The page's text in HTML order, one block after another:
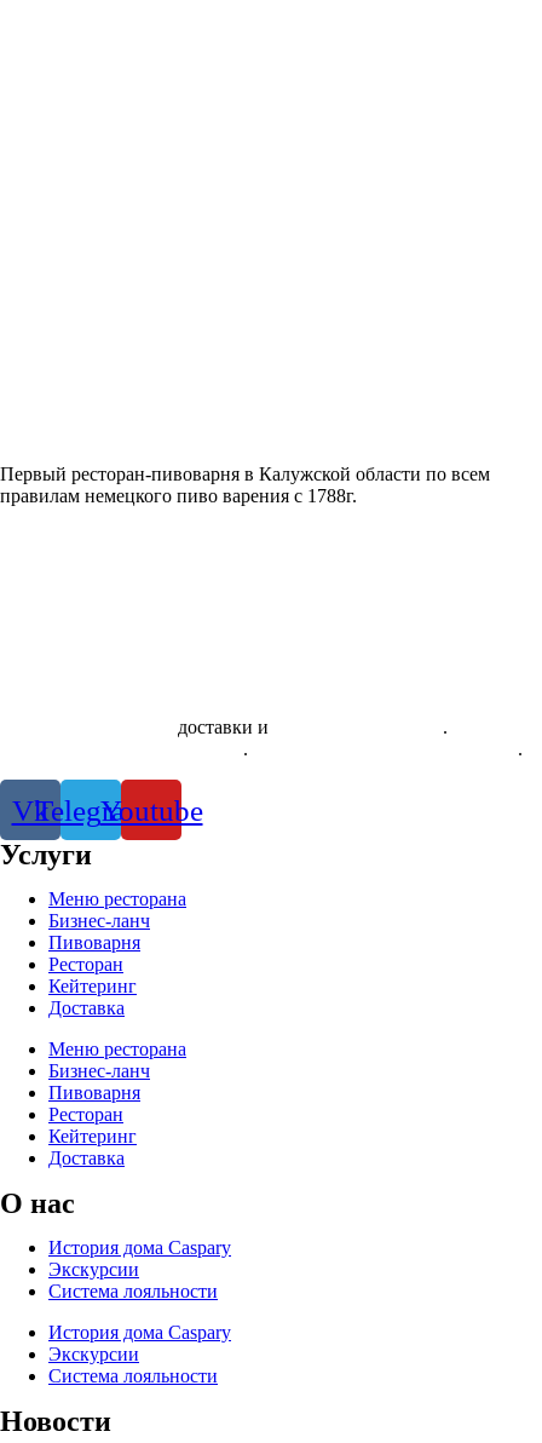
Первый ресторан-пивоварня в Калужской области по всем
правилам немецкого пиво варения с 1788г.
доставки и .
. .
VkTelegramYoutube
Услуги
Меню ресторана
Бизнес-ланч
Пивоварня
Ресторан
Кейтеринг
Доставка
Меню ресторана
Бизнес-ланч
Пивоварня
Ресторан
Кейтеринг
Доставка
О нас
История дома Caspary
Экскурсии
Система лояльности
История дома Caspary
Экскурсии
Система лояльности
Новости